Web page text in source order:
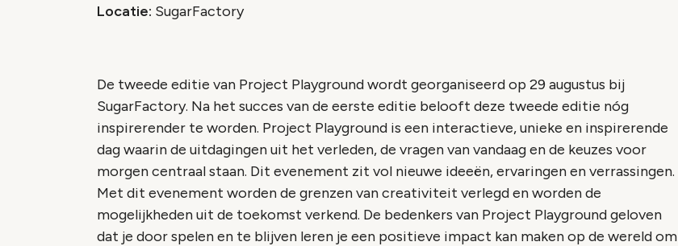
Locatie: SugarFactory
De tweede editie van Project Playground wordt georganiseerd op 29 augustus bij
SugarFactory. Na het succes van de eerste editie belooft deze tweede editie nóg
inspirerender te worden. Project Playground is een interactieve, unieke en inspirerende
dag waarin de uitdagingen uit het verleden, de vragen van vandaag en de keuzes voor
morgen centraal staan. Dit evenement zit vol nieuwe ideeën, ervaringen en verrassingen.
Met dit evenement worden de grenzen van creativiteit verlegd en worden de
mogelijkheden uit de toekomst verkend. De bedenkers van Project Playground geloven
dat je door spelen en te blijven leren je een positieve impact kan maken op de wereld om